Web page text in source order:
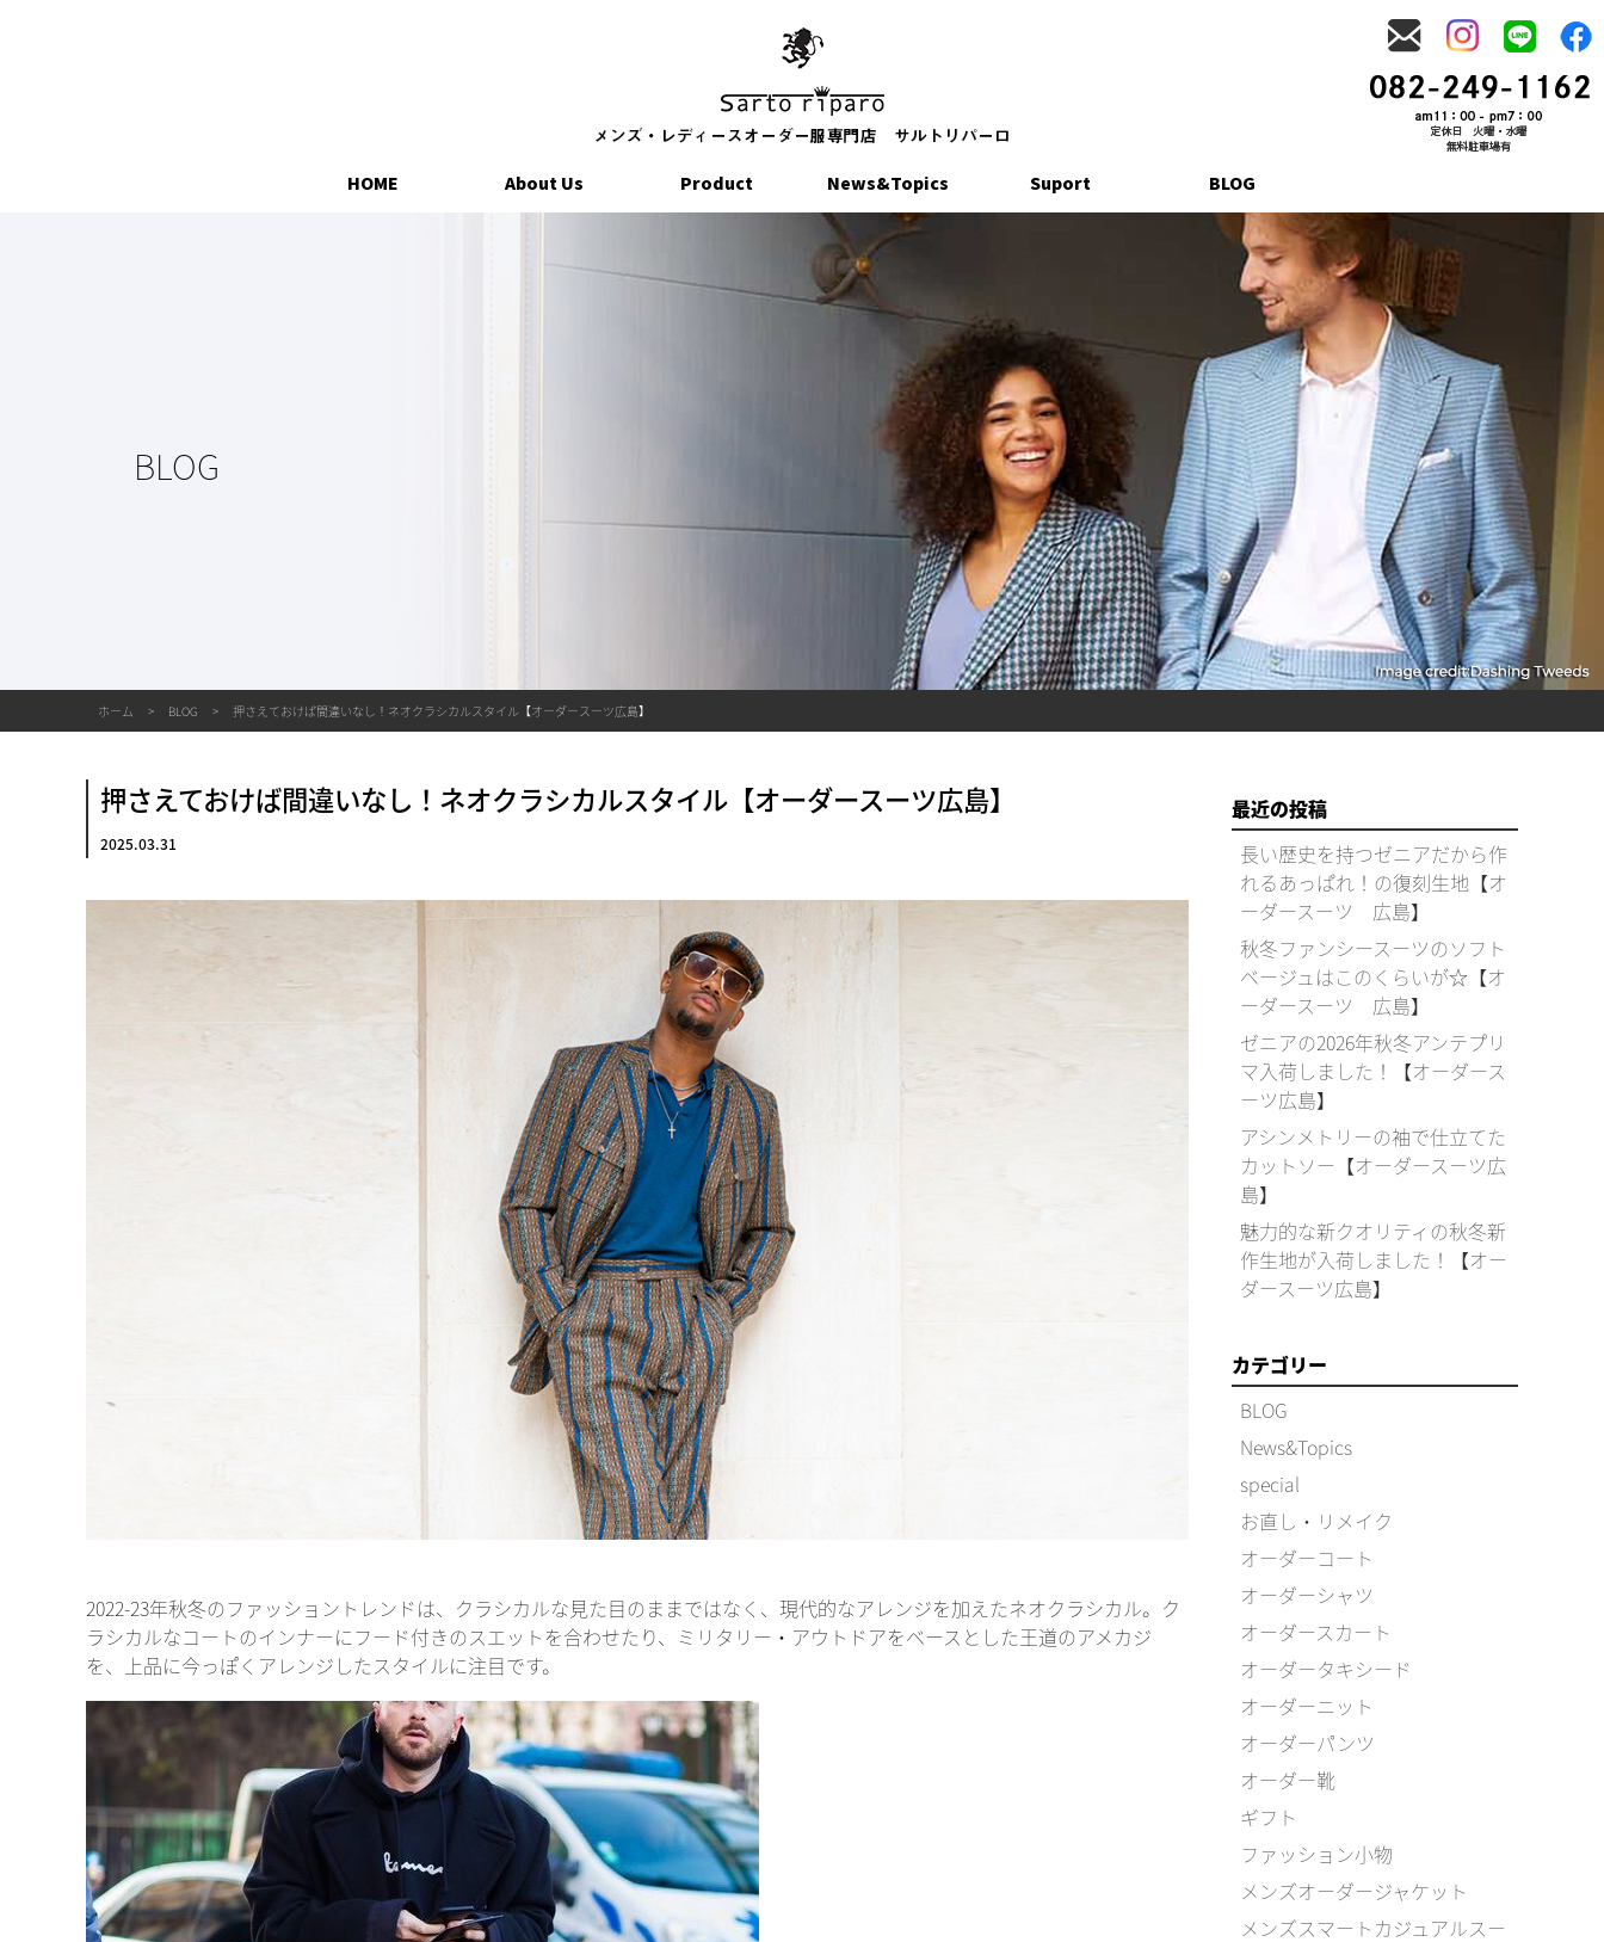
HOME About Us Product News&Topics Suport BLOG
BLOG
ホーム BLOG 押さえておけば間違いなし！ネオクラシカルスタイル【オーダースーツ広島】
押さえておけば間違いなし！ネオクラシカルスタイル【オーダースーツ広島】
2025.03.31
2022-23年秋冬のファッショントレンドは、クラシカルな見た目のままではなく、現代的なアレンジを加えたネオクラシカル。ク
ラシカルなコートのインナーにフード付きのスエットを合わせたり、ミリタリー・アウトドアをベースとした王道のアメカジ
を、上品に今っぽくアレンジしたスタイルに注目です。
最近の投稿
長い歴史を持つゼニアだから作
れるあっぱれ！の復刻生地【オ
ーダースーツ 広島】
秋冬ファンシースーツのソフト
ベージュはこのくらいが☆【オ
ーダースーツ 広島】
ゼニアの2026年秋冬アンテプリ
マ入荷しました！【オーダース
ーツ広島】
アシンメトリーの袖で仕立てた
カットソー【オーダースーツ広
島】
魅力的な新クオリティの秋冬新
作生地が入荷しました！【オー
ダースーツ広島】
カテゴリー
BLOG
News&Topics
special
お直し・リメイク
オーダーコート
オーダーシャツ
オーダースカート
オーダータキシード
オーダーニット
オーダーパンツ
オーダー靴
ギフト
ファッション小物
メンズオーダージャケット
メンズスマートカジュアルスー